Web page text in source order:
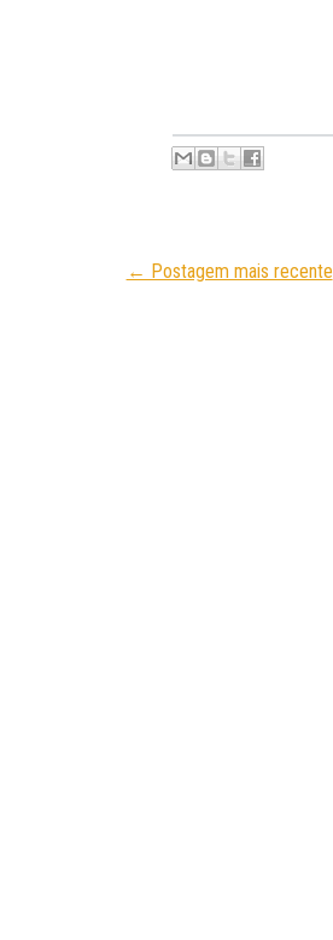
← Postagem mais recente